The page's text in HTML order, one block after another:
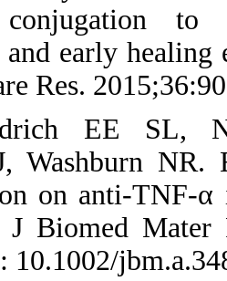
through
strategies and
J Burn Care
19.
ChristyRJ,
conjugation
in burns. J
1536. doi: